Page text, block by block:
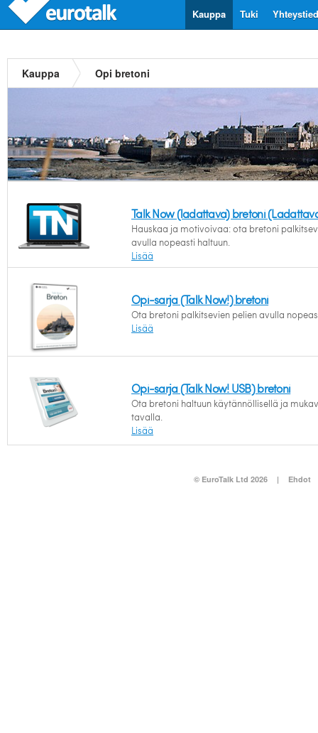
Tuki
Kauppa
Kauppa Opi bretoni
Talk Now (ladattava) bretoni
Hauskaa ja motivoivaa: ota bretoni
avulla nopeasti haltuun.
Lisää
Opi-sarja (Talk Now!) bretoni
Ota bretoni palkitsevien pelien avulla
Lisää
Opi-sarja (Talk Now! USB) bretoni
Ota bretoni haltuun käytännöllisellä ja
tavalla.
Lisää
© EuroTalk Ltd 2026 | Ehdot